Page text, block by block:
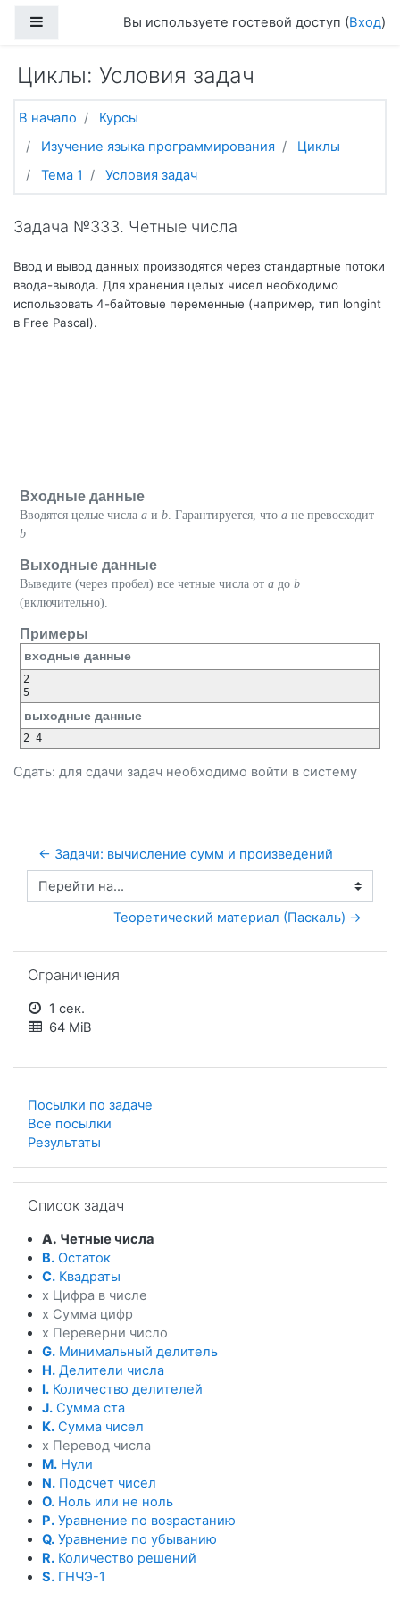
Боковая панельВы используете гостевой доступ (Вход)
Циклы: Условия задач
В начало
Курсы
Изучение языка программирования
Циклы
Тема 1
Условия задач
Задача №333. Четные числа
Ввод и вывод данных производятся через стандартные потоки
ввода-вывода. Для хранения целых чисел необходимо
использовать 4-байтовые переменные (например, тип longint
в Free Pascal).
Входные данные
Вводятся целые числа a и b . Гарантируется, что a не превосходит
b
Выходные данные
Выведите (через пробел) все четные числа от a до b
(включительно).
Примеры
входные данные
2
5
выходные данные
2 4
Сдать: для сдачи задач необходимо войти в систему
← Задачи: вычисление сумм и произведений
Перейти на...
Теоретический материал (Паскаль) →
Ограничения
1 сек.
64 MiB
Посылки по задаче
Все посылки
Результаты
Список задач
A. Четные числа
B. Остаток
C. Квадраты
x Цифра в числе
x Сумма цифр
x Переверни число
G. Минимальный делитель
H. Делители числа
I. Количество делителей
J. Сумма ста
K. Сумма чисел
x Перевод числа
M. Нули
N. Подсчет чисел
O. Ноль или не ноль
P. Уравнение по возрастанию
Q. Уравнение по убыванию
R. Количество решений
S. ГНЧЭ-1